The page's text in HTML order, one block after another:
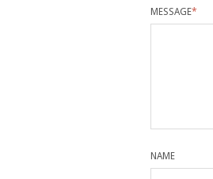
MESSAGE*
NAME